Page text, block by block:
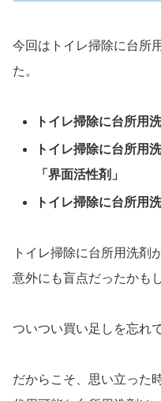
今回はトイレ掃除に台所
た。
トイレ掃除に台所用
トイレ掃除に台所用
「界面活性剤」
トイレ掃除に台所用
トイレ掃除に台所用洗剤
意外にも盲点だったかも
ついつい買い足しを忘れ
だからこそ、思い立った